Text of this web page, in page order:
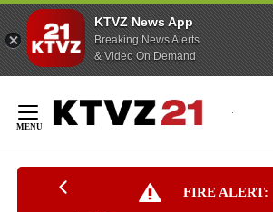
KTVZ News App
Breaking News Alerts
& Video On Demand
Content
FIRE ALERT: